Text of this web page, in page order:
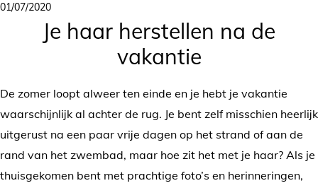
01/07/2020
Je haar herstellen na de
vakantie
De zomer loopt alweer ten einde en je hebt je vakantie
waarschijnlijk al achter de rug. Je bent zelf misschien heerlijk
uitgerust na een paar vrije dagen op het strand of aan de
rand van het zwembad, maar hoe zit het met je haar? Als je
thuisgekomen bent met prachtige foto’s en herinneringen,